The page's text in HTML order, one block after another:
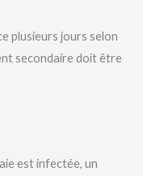
plusieurs jours selon
secondaire doit être
est infectée, un